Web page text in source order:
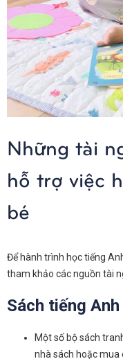
Những tài
hỗ trợ việc
bé
Để hành trình học tiếng
tham khảo các nguồn tài
Sách tiếng
Một số bộ sách
nhà sách hoặc mua